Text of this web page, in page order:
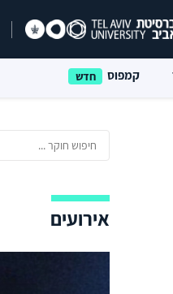
קמפוס
אירועים